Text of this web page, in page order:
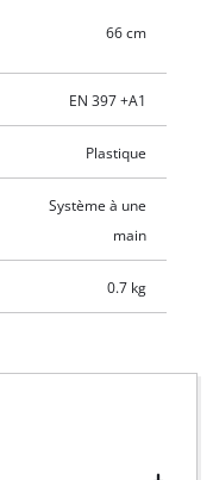
66 cm
EN 397 +A1
Plastique
Système à une
main
0.7 kg